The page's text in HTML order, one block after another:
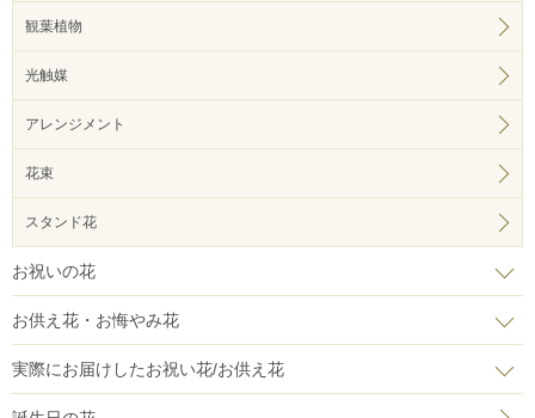
観葉植物
光触媒
アレンジメント
花束
スタンド花
お祝いの花
お供え花・お悔やみ花
実際にお届けしたお祝い花/お供え花